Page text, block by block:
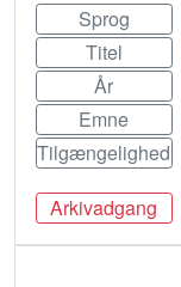
Sprog
Titel
År
Emne
Tilgængelighed
Arkivadgang
Bestil